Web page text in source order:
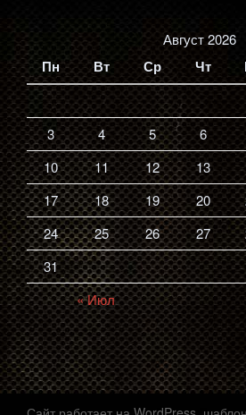
Август 2026
Пн Вт Ср Чт
3
4 5 6
10
11 12 13
17
18 19 20
24
25 26 27
31
« Июл